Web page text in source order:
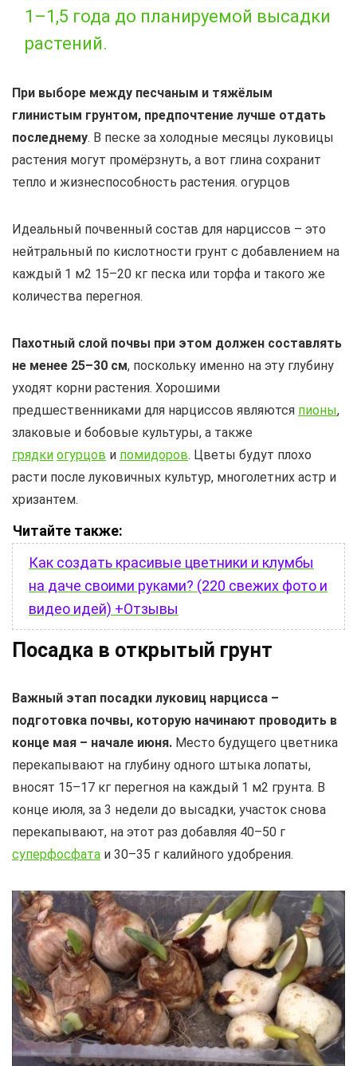
1–1,5 года до планируемой высадки
растений.
При выборе между песчаным и тяжёлым
глинистым грунтом, предпочтение лучше отдать
последнему. В песке за холодные месяцы луковицы
растения могут промёрзнуть, а вот глина сохранит
тепло и жизнеспособность растения. огурцов
Идеальный почвенный состав для нарциссов – это
нейтральный по кислотности грунт с добавлением на
каждый 1 м2 15–20 кг песка или торфа и такого же
количества перегноя.
Пахотный слой почвы при этом должен составлять
не менее 25–30 см, поскольку именно на эту глубину
уходят корни растения. Хорошими
предшественниками для нарциссов являются пионы,
злаковые и бобовые культуры, а также
грядки огурцов и помидоров. Цветы будут плохо
расти после луковичных культур, многолетних астр и
хризантем.
Читайте также:
Как создать красивые цветники и клумбы
на даче своими руками? (220 свежих фото и
видео идей) +Отзывы
Посадка в открытый грунт
Важный этап посадки луковиц нарцисса –
подготовка почвы, которую начинают проводить в
конце мая – начале июня. Место будущего цветника
перекапывают на глубину одного штыка лопаты,
вносят 15–17 кг перегноя на каждый 1 м2 грунта. В
конце июля, за 3 недели до высадки, участок снова
перекапывают, на этот раз добавляя 40–50 г
суперфосфата и 30–35 г калийного удобрения.